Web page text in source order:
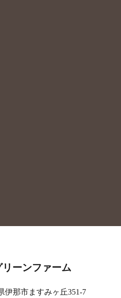
ーンファーム
伊那市ますみヶ丘351-7